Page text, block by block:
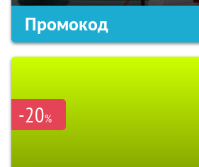
Промокод
-20%